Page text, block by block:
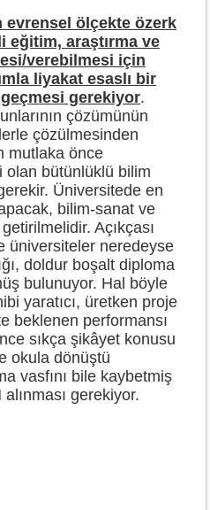
ölçekte özerk
araştırma ve
verebilmesi için
liyakat esaslı bir
gerekiyor.
çözümünün
çözülmesinden
mutlaka önce
olan bütünlüklü bilim
Üniversitede en
bilim-sanat ve
Açıkçası
üniversiteler neredeyse
doldur boşalt diploma
bulunuyor. Hal böyle
yaratıcı, üretken proje
beklenen performansı
sıkça şikâyet konusu
okula dönüştü
vasfını bile kaybetmiş
gerekiyor.